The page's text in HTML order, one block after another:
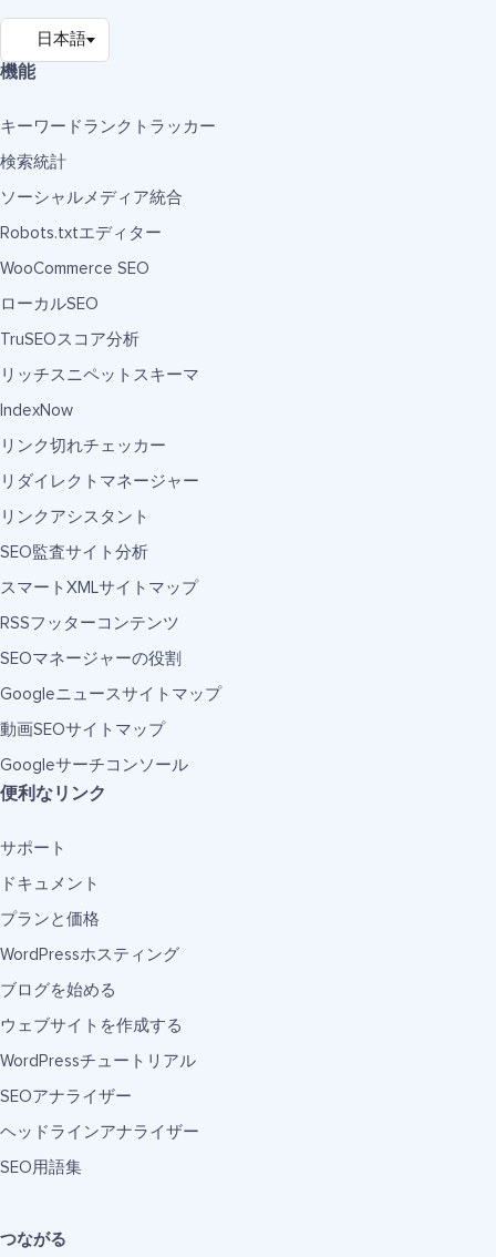
機能
キーワードランクトラッカー
検索統計
ソーシャルメディア統合
Robots.txtエディター
WooCommerce SEO
ローカルSEO
TruSEOスコア分析
リッチスニペットスキーマ
IndexNow
リンク切れチェッカー
リダイレクトマネージャー
リンクアシスタント
SEO監査サイト分析
スマートXMLサイトマップ
RSSフッターコンテンツ
SEOマネージャーの役割
Googleニュースサイトマップ
動画SEOサイトマップ
Googleサーチコンソール
便利なリンク
サポート
ドキュメント
プランと価格
WordPressホスティング
ブログを始める
ウェブサイトを作成する
WordPressチュートリアル
SEOアナライザー
ヘッドラインアナライザー
SEO用語集
つながる